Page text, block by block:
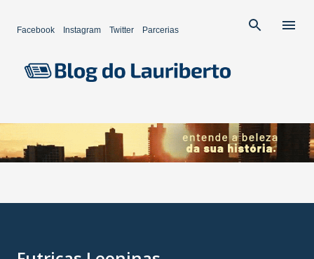
Facebook Instagram Twitter Parcerias